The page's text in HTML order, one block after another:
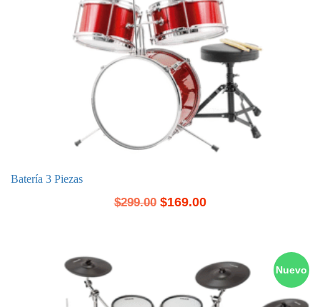
Batería 3 Piezas
$299.00 $169.00
Nuevo